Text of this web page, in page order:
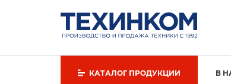
КАТАЛОГ ПРОДУКЦИИ В